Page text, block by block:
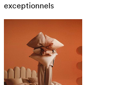
exceptionnels